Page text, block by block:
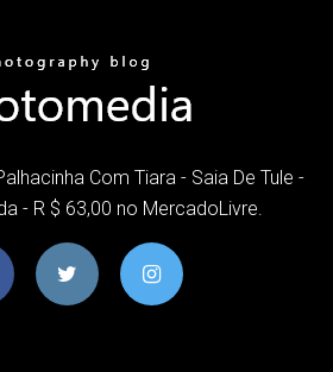
Com Tiara - Saia De Tule -
- R $ 63,00 no MercadoLivre.